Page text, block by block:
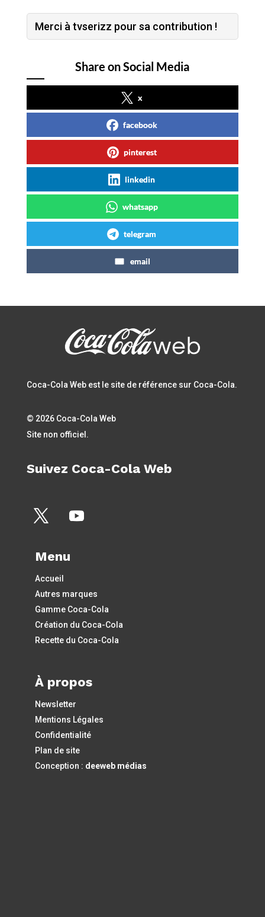
Merci à tvserizz pour sa contribution !
Share on Social Media
x
facebook
pinterest
linkedin
whatsapp
telegram
email
Coca-Cola Web est le site de référence sur Coca-Cola.
© 2026 Coca-Cola Web
Site non officiel.
Suivez Coca-Cola Web
Menu
Accueil
Autres marques
Gamme Coca-Cola
Création du Coca-Cola
Recette du Coca-Cola
À propos
Newsletter
Mentions Légales
Confidentialité
Plan de site
Conception : deeweb médias